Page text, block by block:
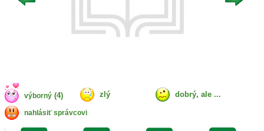
výborný (4) zlý dobrý, ale ...
nahlásiť správcovi